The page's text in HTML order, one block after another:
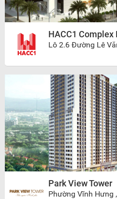
HACC1 Complex
Lô 2.6 Đường Lê
Park View Tower
Phường Vĩnh Hưng